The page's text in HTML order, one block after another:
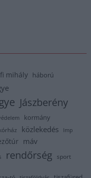
mihály háború
Jászberény
kormány
közlekedés lmp
máv
rendőrség sport